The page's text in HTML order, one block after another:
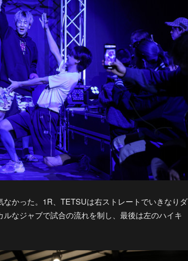
かった。1R、TETSUは右ストレートでいきなりダ
なジャブで試合の流れを制し、最後は左のハイキ